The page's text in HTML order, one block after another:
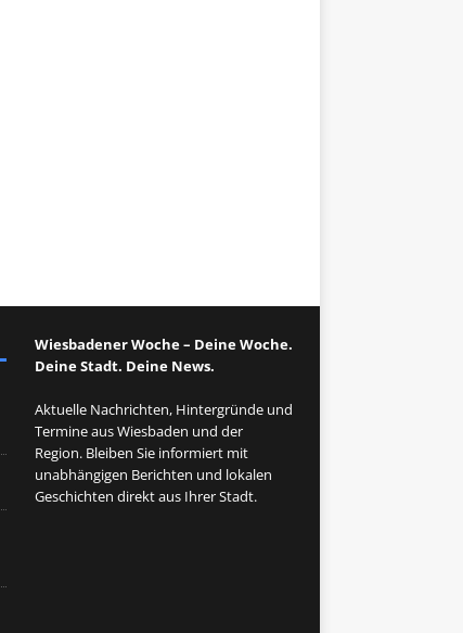
Wiesbadener Woche – Deine Woche.
Deine Stadt. Deine News.
Aktuelle Nachrichten, Hintergründe und
Termine aus Wiesbaden und der
Region. Bleiben Sie informiert mit
unabhängigen Berichten und lokalen
Geschichten direkt aus Ihrer Stadt.